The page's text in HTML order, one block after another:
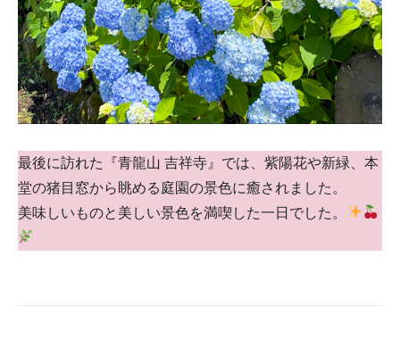
最後に訪れた『青龍山 吉祥寺』では、紫陽花や新緑、本
堂の猪目窓から眺める庭園の景色に癒されました。
美味しいものと美しい景色を満喫した一日でした。